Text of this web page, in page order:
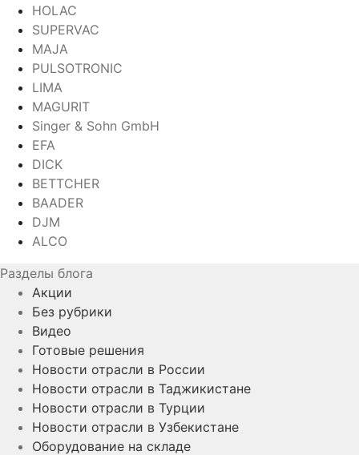
HOLAC
SUPERVAC
MAJA
PULSOTRONIC
LIMA
MAGURIT
Singer & Sohn GmbH
EFA
DICK
BETTCHER
BAADER
DJM
ALCO
Разделы блога
Акции
Без рубрики
Видео
Готовые решения
Новости отрасли в России
Новости отрасли в Таджикистане
Новости отрасли в Турции
Новости отрасли в Узбекистане
Оборудование на складе